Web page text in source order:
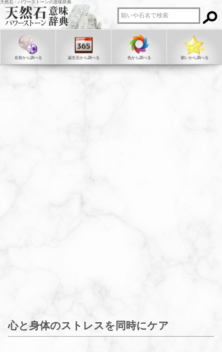
天然石・パワーストーンの意味辞典
名前から調べる 誕生石から調べる 色から調べる 願いから調べる
心と身体のストレスを同時にケア